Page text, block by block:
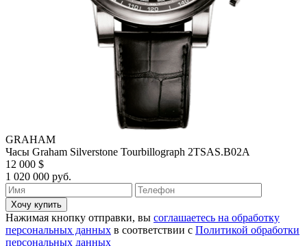
GRAHAM
Часы Graham Silverstone Tourbillograph 2TSAS.B02A
12 000 $
1 020 000 руб.
Хочу купить
Нажимая кнопку отправки, вы соглашаетесь на обработку
персональных данных в соответствии с Политикой обработки
персональных данных